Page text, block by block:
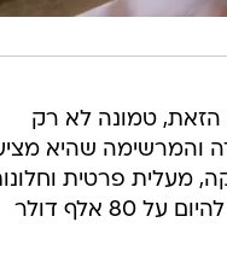
הזאת, טמונה לא רק
והמרשימה שהיא
מעלית פרטית
עמידים בפני קליעים. מחיר שהייה בסווטה המפורסמת הזאת עומד נכון להיום על 80 אלף דולר